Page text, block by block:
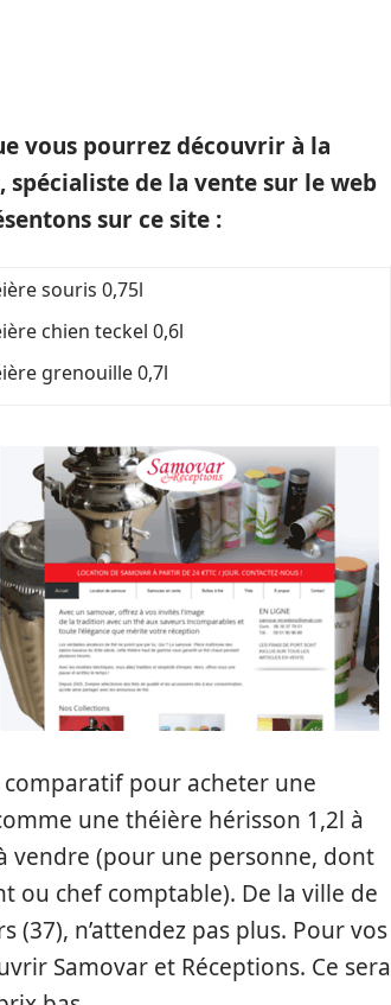
vous pourrez découvrir à la
de la vente sur le web
sur ce site :
souris 0,75l
chien teckel 0,6l
grenouille 0,7l
pour acheter une
une théière hérisson 1,2l à
vendre (pour une personne, dont
ou chef comptable). De la ville de
(37), n’attendez pas plus. Pour vos
Samovar et Réceptions. Ce sera